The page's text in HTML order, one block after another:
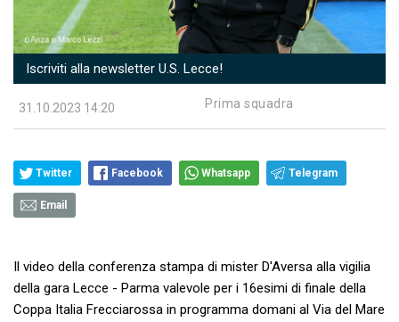
Iscriviti alla newsletter U.S. Lecce!
31.10.2023 14:20 Prima squadra
Twitter Facebook Whatsapp Telegram
Email
Il video della conferenza stampa di mister D'Aversa alla vigilia
della gara Lecce - Parma valevole per i 16esimi di finale della
Coppa Italia Frecciarossa in programma domani al Via del Mare